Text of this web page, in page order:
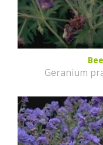
Geranium